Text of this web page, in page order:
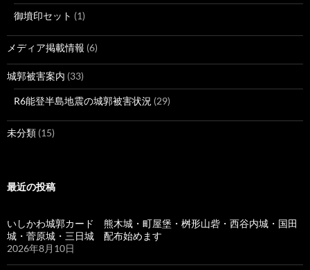
御墳印セット (1)
メディア掲載情報 (6)
城郭被害案内 (33)
R6能登半島地震の城郭被害状況 (29)
未分類 (15)
最近の投稿
いしかわ城郭カード 熊木城・町屋堡・桝形山砦・西谷内城・国田
城・菅原城・三日城 配布始めます
2026年8月10日